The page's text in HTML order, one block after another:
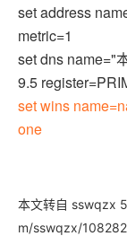
set address
metric=1
set dns name="
9.5
set wins
one
本文转自 sswqzx
m/sswqzx/